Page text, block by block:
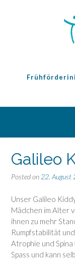
Galileo
Posted on 22. August
Unser Galileo
Mädchen im Alter
ihnen zu mehr
Rumpfstabilität
Atrophie und
Spass und kann